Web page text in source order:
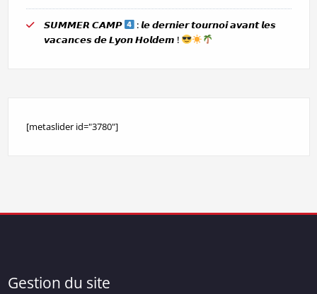
𝙎𝙐𝙈𝙈𝙀𝙍 𝘾𝘼𝙈𝙋
: 𝙡𝙚 𝙙𝙚𝙧𝙣𝙞𝙚𝙧 𝙩𝙤𝙪𝙧𝙣𝙤𝙞 𝙖𝙫𝙖𝙣𝙩 𝙡𝙚𝙨
𝙫𝙖𝙘𝙖𝙣𝙘𝙚𝙨 𝙙𝙚 𝙇𝙮𝙤𝙣 𝙃𝙤𝙡𝙙𝙚𝙢 !
[metaslider id="3780"]
Gestion du site